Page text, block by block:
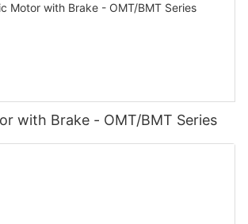
with Brake - OMT/BMT Series